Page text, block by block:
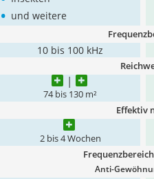
• und weitere
10 bis 100 kHz
74 bis 130 m²
Effektiv
2 bis 4 Wochen
Anti-